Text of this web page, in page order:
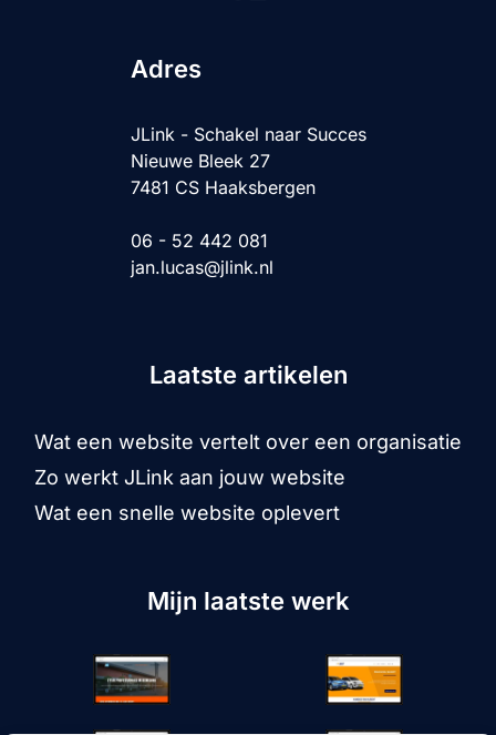
Adres
JLink - Schakel naar Succes
Nieuwe Bleek 27
7481 CS Haaksbergen
06 - 52 442 081
jan.lucas@jlink.nl
Laatste artikelen
Wat een website vertelt over een organisatie
Zo werkt JLink aan jouw website
Wat een snelle website oplevert
Mijn laatste werk